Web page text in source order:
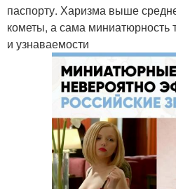
паспорту. Харизма выше
кометы, а сама миниатюрность
и узнаваемости